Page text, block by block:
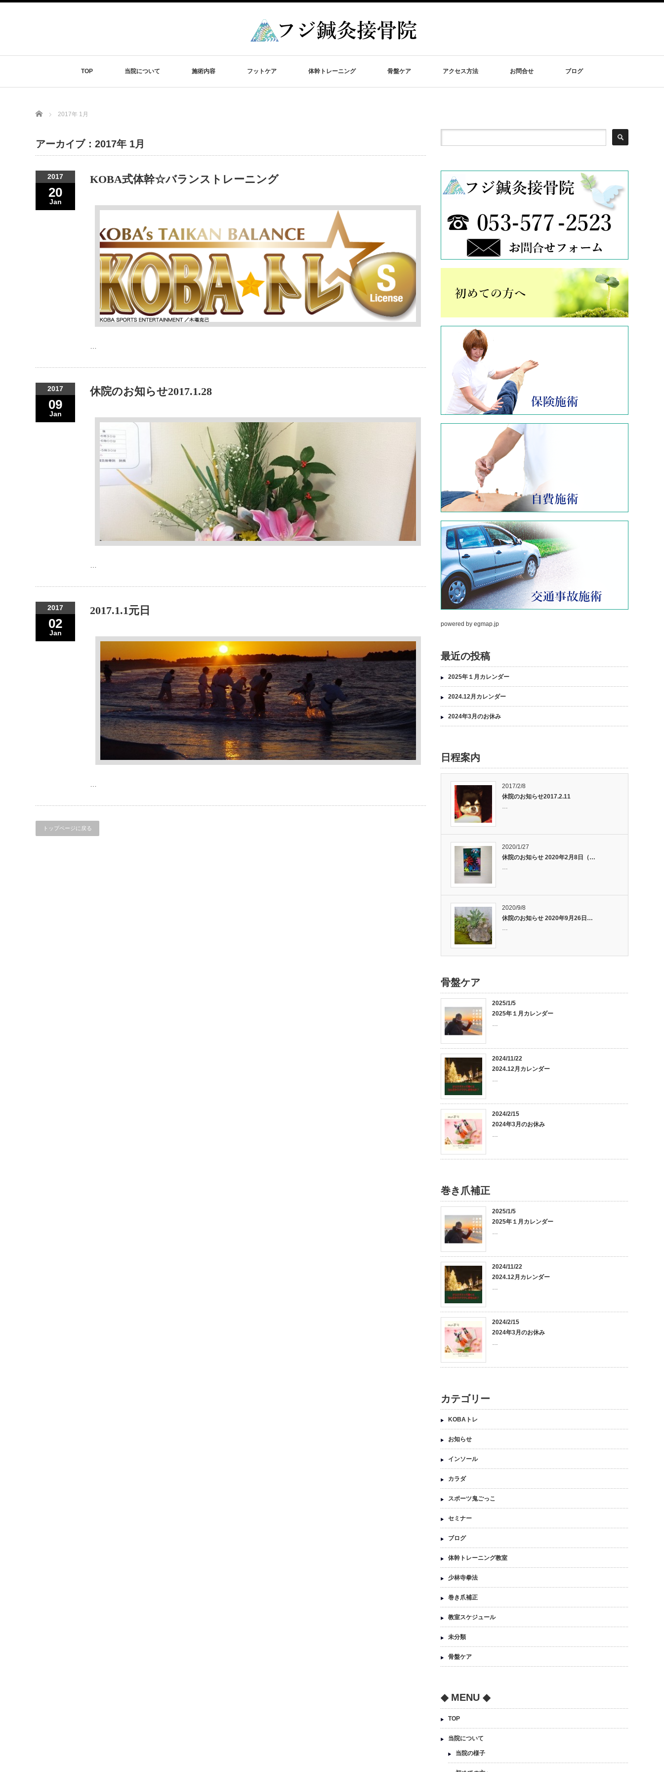
TOP 当院について 施術内容 フットケア 体幹トレーニング 骨盤ケア アクセス方法 お問合せ ブログ
Home 2017年 1月
アーカイブ：2017年 1月
2017
20
Jan
KOBA式体幹☆バランストレーニング
2017
09
Jan
休院のお知らせ2017.1.28
2017
02
Jan
2017.1.1元日
トップページに戻る
powered by egmap.jp
最近の投稿
2025年１月カレンダー
2024.12月カレンダー
2024年3月のお休み
日程案内
2017/2/8
休院のお知らせ2017.2.11
…
2020/1/27
休院のお知らせ 2020年2月8日（…
…
2020/9/8
休院のお知らせ 2020年9月26日…
…
骨盤ケア
2025/1/5
2025年１月カレンダー
…
2024/11/22
2024.12月カレンダー
…
2024/2/15
2024年3月のお休み
…
巻き爪補正
2025/1/5
2025年１月カレンダー
…
2024/11/22
2024.12月カレンダー
…
2024/2/15
2024年3月のお休み
…
カテゴリー
KOBAトレ
お知らせ
インソール
カラダ
スポーツ鬼ごっこ
セミナー
ブログ
体幹トレーニング教室
少林寺拳法
巻き爪補正
教室スケジュール
未分類
骨盤ケア
◆ MENU ◆
TOP
当院について
当院の様子